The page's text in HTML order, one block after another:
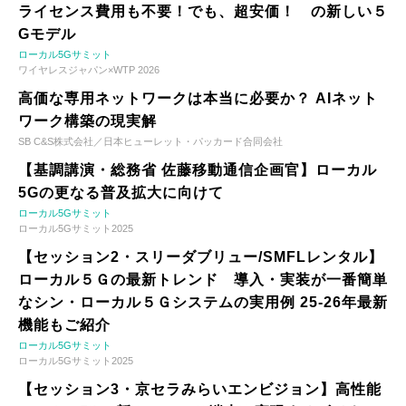
ライセンス費用も不要！でも、超安価！ の新しい５
Gモデル
ローカル5Gサミット
ワイヤレスジャパン×WTP 2026
高価な専用ネットワークは本当に必要か？ AIネット
ワーク構築の現実解
SB C&S株式会社／日本ヒューレット・パッカード合同会社
【基調講演・総務省 佐藤移動通信企画官】ローカル
5Gの更なる普及拡大に向けて
ローカル5Gサミット
ローカル5Gサミット2025
【セッション2・スリーダブリュー/SMFLレンタル】
ローカル５Ｇの最新トレンド 導入・実装が一番簡単
なシン・ローカル５Ｇシステムの実用例 25-26年最新
機能もご紹介
ローカル5Gサミット
ローカル5Gサミット2025
【セッション3・京セラみらいエンビジョン】高性能